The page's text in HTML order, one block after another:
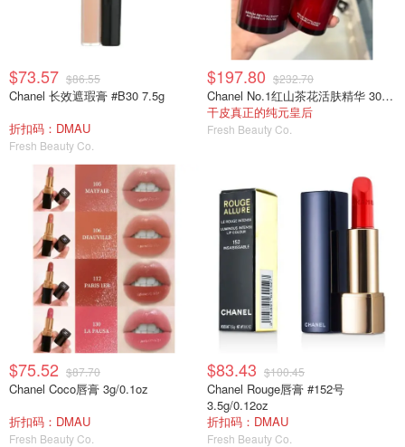
$73.57 $86.55
Chanel 长效遮瑕膏 #B30 7.5g
折扣码：DMAU
Fresh Beauty Co.
$197.80 $232.70
Chanel No.1红山茶花活肤精华 30ml/1oz
干皮真正的纯元皇后
Fresh Beauty Co.
$75.52 $87.70
Chanel Coco唇膏 3g/0.1oz
折扣码：DMAU
Fresh Beauty Co.
$83.43 $100.45
Chanel Rouge唇膏 #152号
3.5g/0.12oz
折扣码：DMAU
Fresh Beauty Co.